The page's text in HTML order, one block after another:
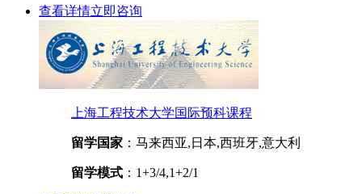
查看详情立即咨询
上海工程技术大学国际预科课程
留学国家 ：马来西亚,日本,西班牙,意大利
留学模式 ：1+3/4,1+2/1